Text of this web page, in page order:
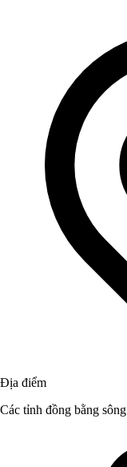
Địa điểm
Các tỉnh đồng bằng